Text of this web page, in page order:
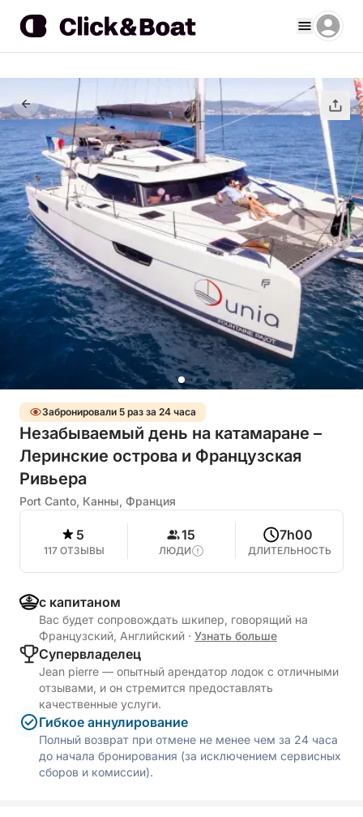
Забронировали 5 раз за 24 часа
Незабываемый день на катамаране –
Леринские острова и Французская
Ривьера
Port Canto, Канны, Франция
5
117 ОТЗЫВЫ
15
ЛЮДИ
7h00
ДЛИТЕЛЬНОСТЬ
с капитаном
Вас будет сопровождать шкипер, говорящий на
Французский, Английский · Узнать больше
Cупервладелец
Jean pierre — опытный арендатор лодок с отличными
отзывами, и он стремится предоставлять
качественные услуги.
Гибкое аннулирование
Полный возврат при отмене не менее чем за 24 часа
до начала бронирования (за исключением сервисных
сборов и комиссии).